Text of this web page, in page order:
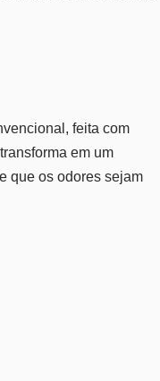
feita com
em um
que os odores sejam